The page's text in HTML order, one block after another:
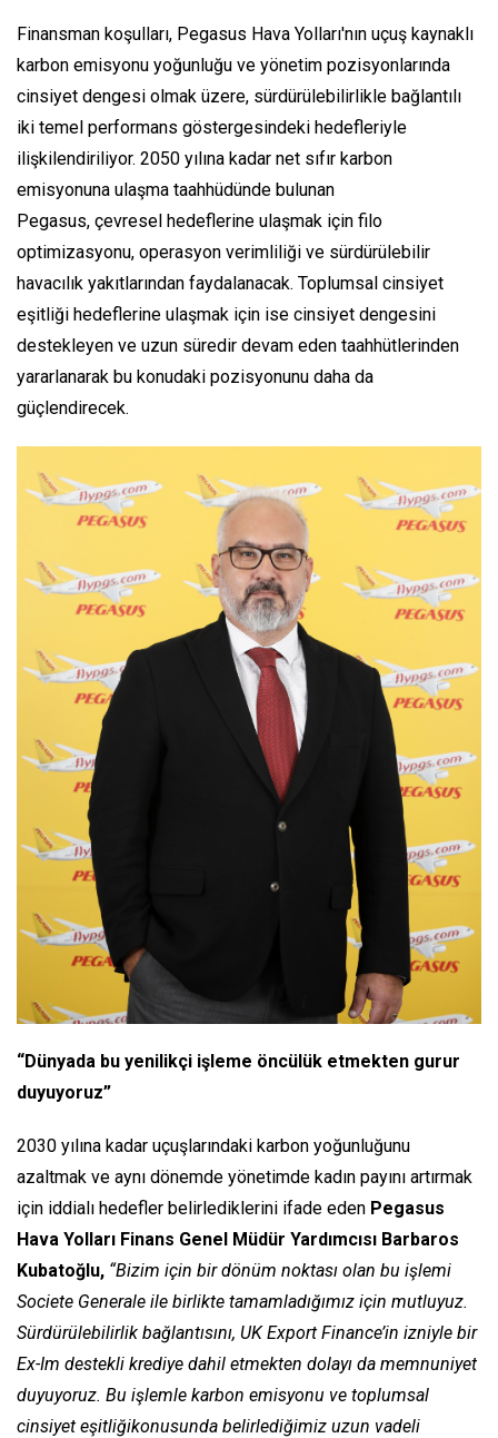
Finansman koşulları, Pegasus Hava Yolları'nın uçuş kaynaklı
karbon emisyonu yoğunluğu ve yönetim pozisyonlarında
cinsiyet dengesi olmak üzere, sürdürülebilirlikle bağlantılı
iki temel performans göstergesindeki hedefleriyle
ilişkilendiriliyor. 2050 yılına kadar net sıfır karbon
emisyonuna ulaşma taahhüdünde bulunan
Pegasus, çevresel hedeflerine ulaşmak için filo
optimizasyonu, operasyon verimliliği ve sürdürülebilir
havacılık yakıtlarından faydalanacak. Toplumsal cinsiyet
eşitliği hedeflerine ulaşmak için ise cinsiyet dengesini
destekleyen ve uzun süredir devam eden taahhütlerinden
yararlanarak bu konudaki pozisyonunu daha da
güçlendirecek.
“Dünyada bu yenilikçi işleme öncülük etmekten gurur
duyuyoruz”
2030 yılına kadar uçuşlarındaki karbon yoğunluğunu
azaltmak ve aynı dönemde yönetimde kadın payını artırmak
için iddialı hedefler belirlediklerini ifade eden Pegasus
Hava Yolları Finans Genel Müdür Yardımcısı Barbaros
Kubatoğlu, “Bizim için bir dönüm noktası olan bu işlemi
Societe Generale ile birlikte tamamladığımız için mutluyuz.
Sürdürülebilirlik bağlantısını, UK Export Finance’in izniyle bir
Ex-Im destekli krediye dahil etmekten dolayı da memnuniyet
duyuyoruz. Bu işlemle karbon emisyonu ve toplumsal
cinsiyet eşitliğikonusunda belirlediğimiz uzun vadeli